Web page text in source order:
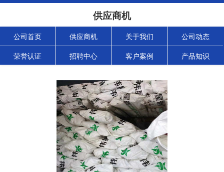
供应商机
公司首页 供应商机 关于我们 公司动态
荣誉认证 招聘中心 客户案例 产品知识